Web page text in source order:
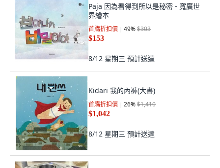
Paja 因為看得到所以是秘密 - 寬廣世
界繪本
首購折扣價 49%$303
$153
8/12 星期三 預計送達
Kidari 我的內褲(大書)
首購折扣價 26%$1,410
$1,042
8/12 星期三 預計送達